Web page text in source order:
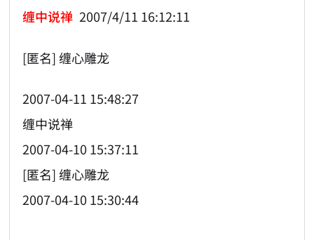
缠中说禅 2007/4/11 16:12:11
[匿名] 缠心雕龙
2007-04-11 15:48:27
缠中说禅
2007-04-10 15:37:11
[匿名] 缠心雕龙
2007-04-10 15:30:44